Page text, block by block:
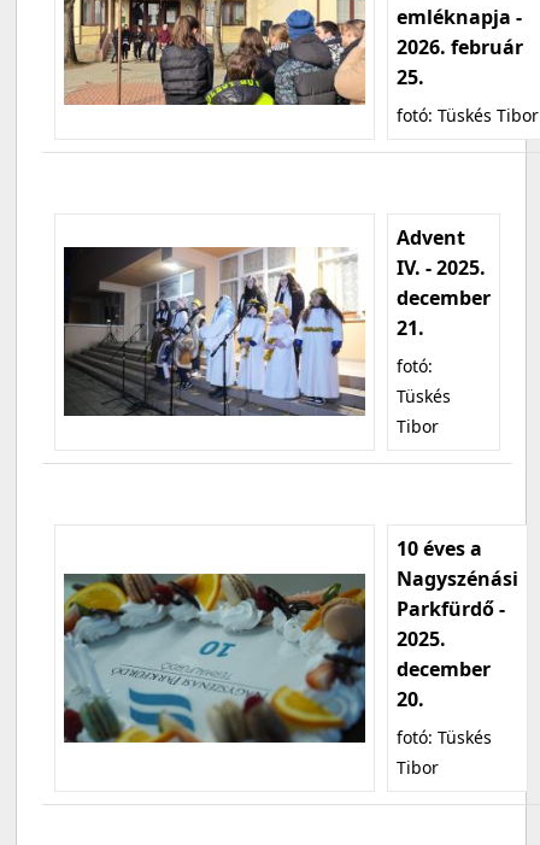
emléknapja -
2026. február
25.
fotó: Tüskés Tibor
Advent
IV. - 2025.
december
21.
fotó:
Tüskés
Tibor
10 éves a
Nagyszénási
Parkfürdő -
2025.
december
20.
fotó: Tüskés
Tibor